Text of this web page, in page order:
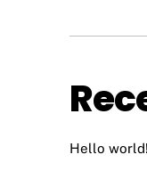
Hello world!